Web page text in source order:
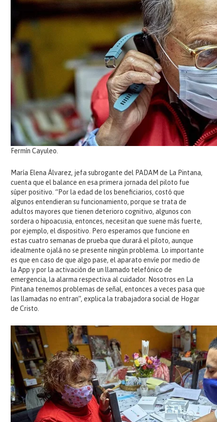
Fermín Cayuleo.
María Elena Álvarez, jefa subrogante del PADAM de La Pintana,
cuenta que el balance en esa primera jornada del piloto fue
súper positivo. “Por la edad de los beneficiarios, costó que
algunos entendieran su funcionamiento, porque se trata de
adultos mayores que tienen deterioro cognitivo, algunos con
sordera o hipoacusia, entonces, necesitan que suene más fuerte,
por ejemplo, el dispositivo. Pero esperamos que funcione en
estas cuatro semanas de prueba que durará el piloto, aunque
idealmente ojalá no se presente ningún problema. Lo importante
es que en caso de que algo pase, el aparato envíe por medio de
la App y por la activación de un llamado telefónico de
emergencia, la alarma respectiva al cuidador. Nosotros en La
Pintana tenemos problemas de señal, entonces a veces pasa que
las llamadas no entran”, explica la trabajadora social de Hogar
de Cristo.